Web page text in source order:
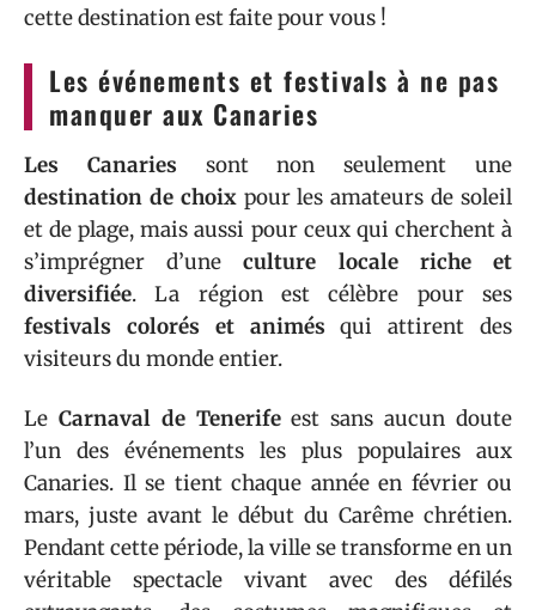
cette destination est faite pour vous !
Les événements et festivals à ne pas
manquer aux Canaries
Les Canaries sont non seulement une
destination de choixpour les amateurs de soleil
et de plage, mais aussi pour ceux qui cherchent à
s’imprégner d’uneculture locale riche et
diversifiée. La région est célèbre pour ses
festivals colorés et animés qui attirent des
visiteurs du monde entier.
Le Carnaval de Tenerifeest sans aucun doute
l’un des événements les plus populaires aux
Canaries. Il se tient chaque année en février ou
mars, juste avant le début du Carême chrétien.
Pendant cette période, la ville se transforme en un
véritable spectacle vivant avec des défilés